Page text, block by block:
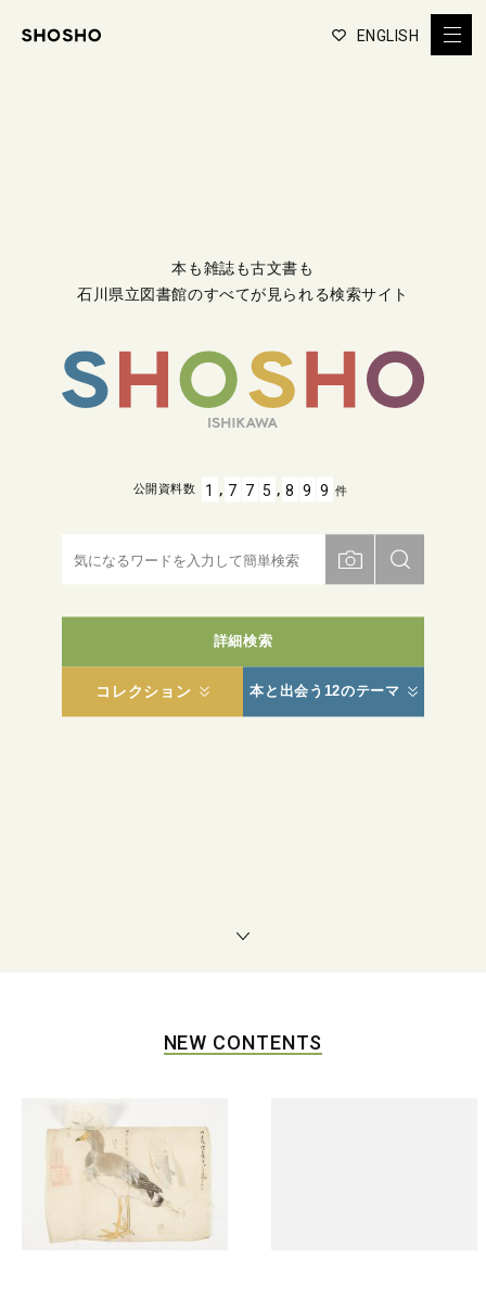
ENGLISH
本も雑誌も古文書も
石川県立図書館のすべてが見られる検索サイト
詳細検索
コレクション 本と出会う12のテーマ
公開資料数 1 , 7 7 5 , 8 9 9 件
NEW CONTENTS